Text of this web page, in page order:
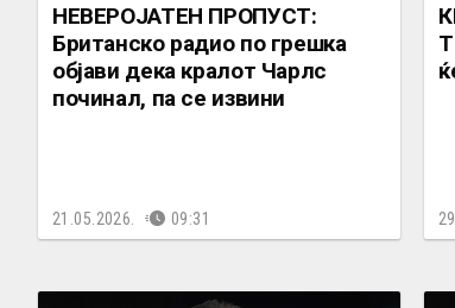
НЕВЕРОЈАТЕН ПРОПУСТ:
Британско радио по грешка
објави дека кралот Чарлс
починал, па се извини
21.05.2026. 09:31